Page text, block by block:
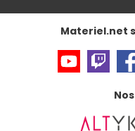
Accessibilité : non
Materiel.net